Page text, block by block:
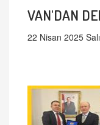
VAN'DAN
22 Nisan 2025 Salı